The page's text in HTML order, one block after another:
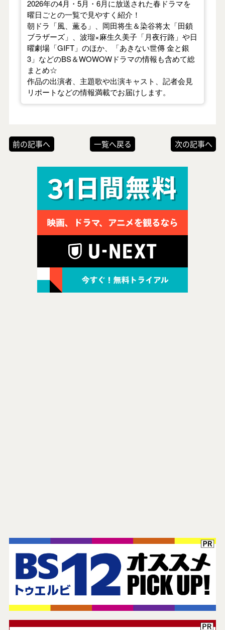
2026年の4月・5月・6月に放送された春ドラマを
曜日ごとの一覧で見やすく紹介！
朝ドラ「風、薫る」、岡田将生＆染谷将太「田鎖
ブラザーズ」、波瑠×麻生久美子「月夜行路」や日
曜劇場「GIFT」のほか、「あきない世傳 金と銀
3」などのBS＆WOWOWドラマの情報も含めて総
まとめ☆
作品の出演者、主題歌や出演キャスト、記者会見
リポートなどの情報満載でお届けします。
前の記事へ 一覧へ戻る 次の記事へ